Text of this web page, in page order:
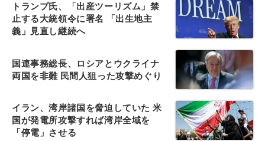
トランプ氏、「出産ツーリズム」禁
止する大統領令に署名 「出生地主
義」見直し継続へ
国連事務総長、ロシアとウクライナ
両国を非難 民間人狙った攻撃めぐり
イラン、湾岸諸国を脅迫していた 米
国が発電所攻撃すれば湾岸全域を
「停電」させる